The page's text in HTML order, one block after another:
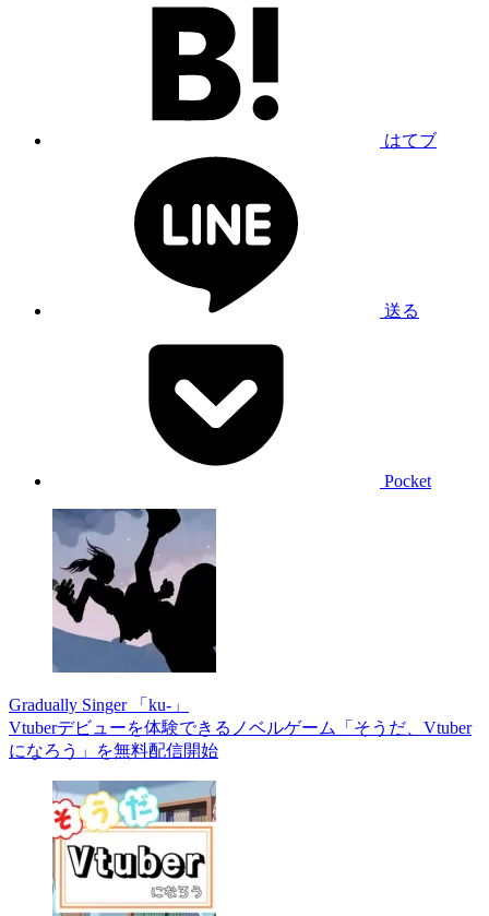
はてブ
送る
Pocket
Gradually Singer 「ku-」
Vtuberデビューを体験できるノベルゲーム「そうだ、Vtuber
になろう」を無料配信開始